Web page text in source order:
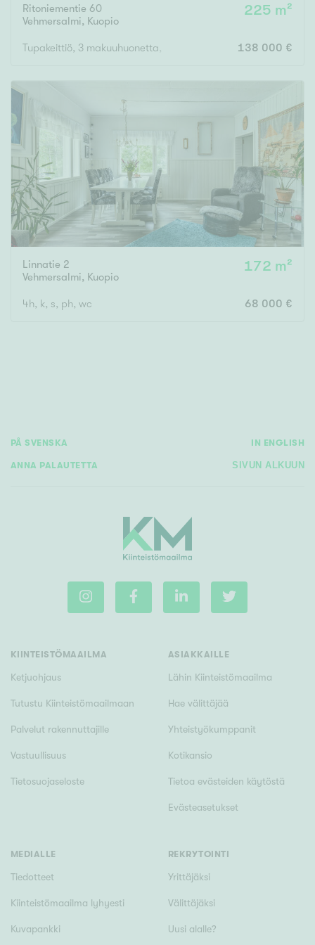
Uudiskohteet
Vain uudiskohteet Ei uudiskohteita
Arvokohteet
Vain arvokohteet Ei arvokohteita
Kunto
Hyvä
Ritoniementie 60
Vehmersalmi, Kuopio
225 m²
Tupakeittiö, 3 makuuhuonetta, sauna, pesuhuone,138 000 €
Linnatie 2
Vehmersalmi, Kuopio
172 m²
4h, k, s, ph, wc 68 000 €
PÅ SVENSKA IN ENGLISH
ANNA PALAUTETTA SIVUN ALKUUN
KIINTEISTÖMAAILMA
Ketjuohjaus
Tutustu Kiinteistömaailmaan
Palvelut rakennuttajille
Vastuullisuus
Tietosuojaseloste
ASIAKKAILLE
Lähin Kiinteistömaailma
Hae välittäjää
Yhteistyökumppanit
Kotikansio
Tietoa evästeiden käytöstä
Evästeasetukset
MEDIALLE
Tiedotteet
Kiinteistömaailma lyhyesti
Kuvapankki
REKRYTOINTI
Yrittäjäksi
Välittäjäksi
Uusi alalle?